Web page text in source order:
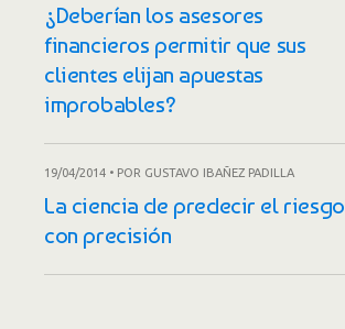
¿Deberían los asesores
financieros permitir que sus
clientes elijan apuestas
improbables?
19/04/2014 • POR GUSTAVO IBAÑEZ PADILLA
La ciencia de predecir el riesgo
con precisión